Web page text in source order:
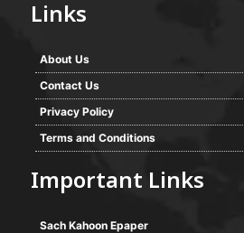
Links
About Us
Contact Us
Privacy Policy
Terms and Conditions
Important Links
Sach Kahoon Epaper